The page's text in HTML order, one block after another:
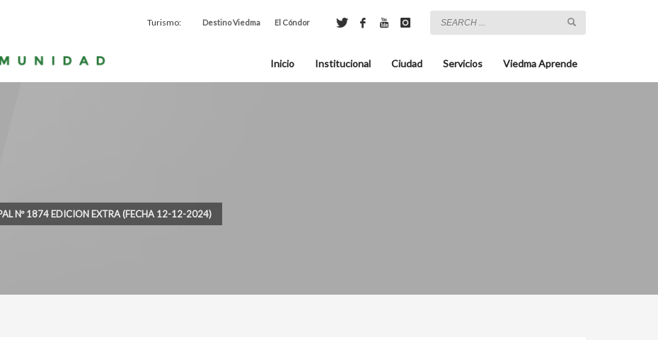
Turismo: Destino Viedma El Cóndor
Inicio Institucional Ciudad Servicios Viedma Aprende
Nº 1874 EDICION EXTRA (FECHA 12-12-2024)